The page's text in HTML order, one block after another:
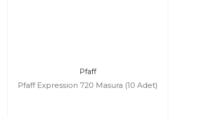
Pfaff
Pfaff Expression 720 Masura (10 Adet)